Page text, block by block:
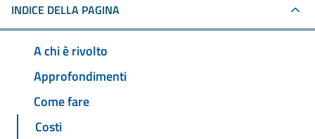
INDICE DELLA PAGINA
A chi è rivolto
Approfondimenti
Come fare
Costi